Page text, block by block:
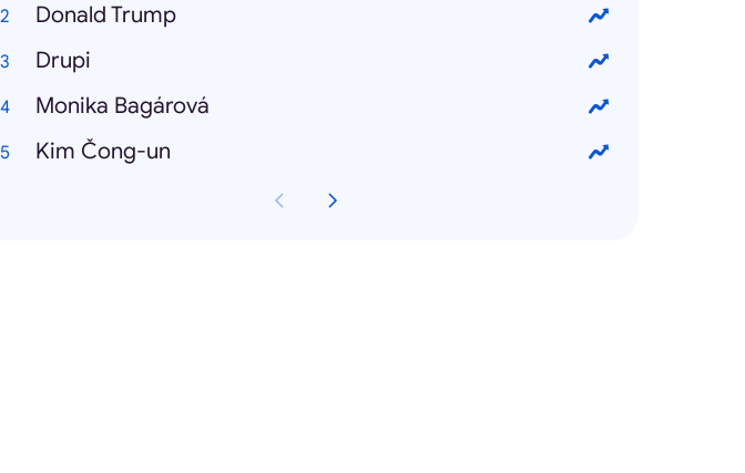
Donald Trump
Drupi
Monika Bagárová
Kim Čong-un